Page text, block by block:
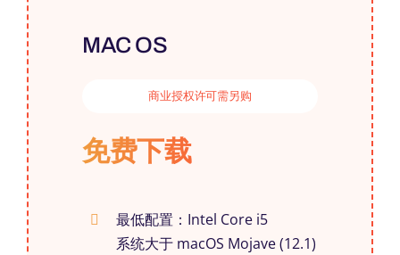
MAC OS
商业授权许可需另购
免费下载
最低配置：Intel Core i5
系统大于 macOS Mojave (12.1)